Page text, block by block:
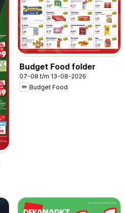
Budget Food folder
07-08 t/m 13-08-2026
Budget Food